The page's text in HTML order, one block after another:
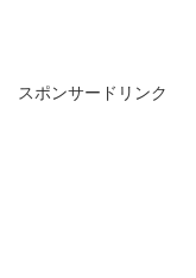
スポンサードリンク